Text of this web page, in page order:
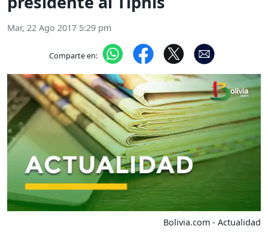
Mar, 22 Ago 2017 5:29 pm
Comparte en:
Bolivia.com - Actualidad